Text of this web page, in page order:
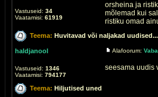
Vastuseid: 34
Vaatamisi: 61919
orsheina ja
mõlemad kui
ristiku omad
Teema: Huvitavad või naljakad uudised...
haldjanool
Vastuseid: 1346
Vaatamisi: 794177
Alafoorum:
seesama uudis
Teema: Hiljutised uned